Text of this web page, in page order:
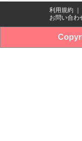
利用規約
お問い合わ